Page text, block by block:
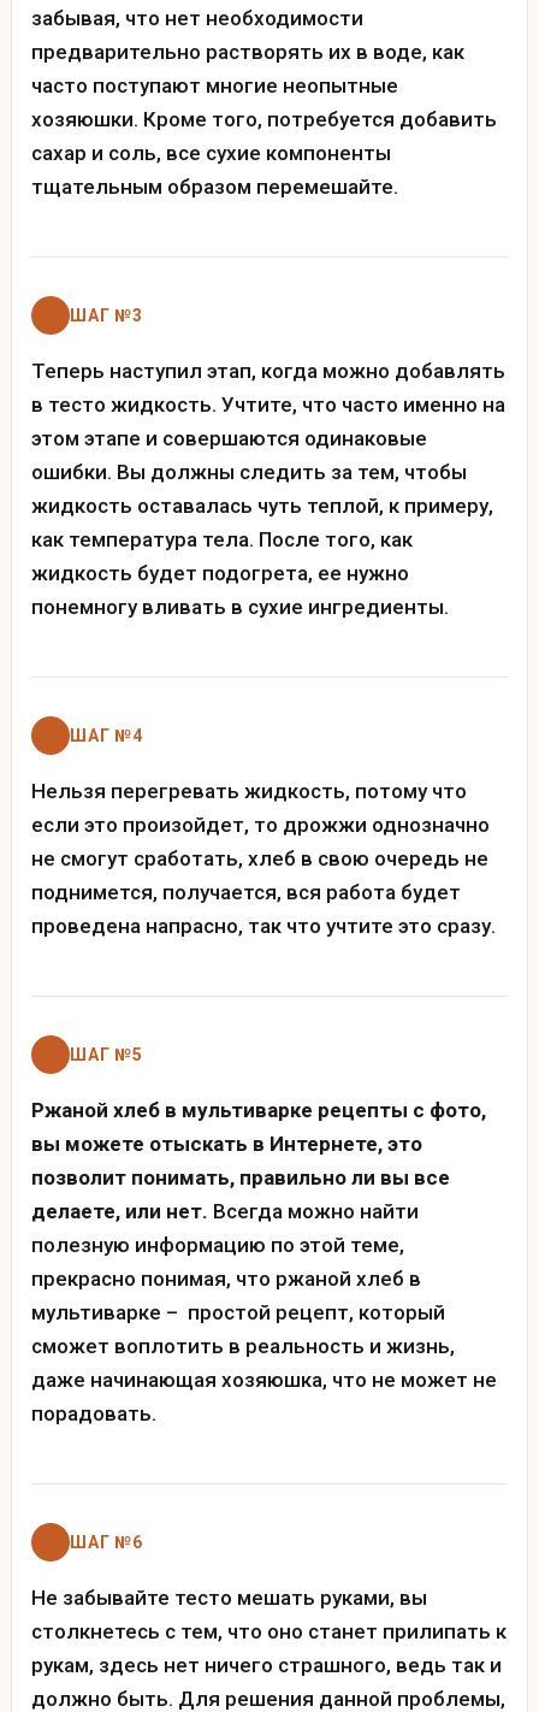
забывая, что нет необходимости
предварительно растворять их в воде, как
часто поступают многие неопытные
хозяюшки. Кроме того, потребуется добавить
сахар и соль, все сухие компоненты
тщательным образом перемешайте.
ШАГ №3
Теперь наступил этап, когда можно добавлять
в тесто жидкость. Учтите, что часто именно на
этом этапе и совершаются одинаковые
ошибки. Вы должны следить за тем, чтобы
жидкость оставалась чуть теплой, к примеру,
как температура тела. После того, как
жидкость будет подогрета, ее нужно
понемногу вливать в сухие ингредиенты.
ШАГ №4
Нельзя перегревать жидкость, потому что
если это произойдет, то дрожжи однозначно
не смогут сработать, хлеб в свою очередь не
поднимется, получается, вся работа будет
проведена напрасно, так что учтите это сразу.
ШАГ №5
Ржаной хлеб в мультиварке рецепты с фото,
вы можете отыскать в Интернете, это
позволит понимать, правильно ли вы все
делаете, или нет. Всегда можно найти
полезную информацию по этой теме,
прекрасно понимая, что ржаной хлеб в
мультиварке – простой рецепт, который
сможет воплотить в реальность и жизнь,
даже начинающая хозяюшка, что не может не
порадовать.
ШАГ №6
Не забывайте тесто мешать руками, вы
столкнетесь с тем, что оно станет прилипать к
рукам, здесь нет ничего страшного, ведь так и
должно быть. Для решения данной проблемы,